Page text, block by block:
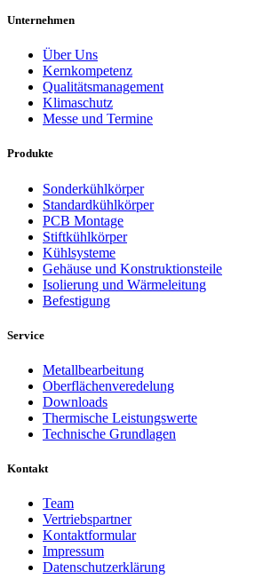
Unternehmen
Über Uns
Kernkompetenz
Qualitätsmanagement
Klimaschutz
Messe und Termine
Produkte
Sonderkühlkörper
Standardkühlkörper
PCB Montage
Stiftkühlkörper
Kühlsysteme
Gehäuse und Konstruktionsteile
Isolierung und Wärmeleitung
Befestigung
Service
Metallbearbeitung
Oberflächenveredelung
Downloads
Thermische Leistungswerte
Technische Grundlagen
Kontakt
Team
Vertriebspartner
Kontaktformular
Impressum
Datenschutzerklärung